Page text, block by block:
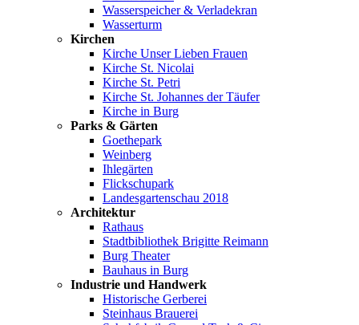
Wasserspeicher & Verladekran
Wasserturm
Kirchen
Kirche Unser Lieben Frauen
Kirche St. Nicolai
Kirche St. Petri
Kirche St. Johannes der Täufer
Kirche in Burg
Parks & Gärten
Goethepark
Weinberg
Ihlegärten
Flickschupark
Landesgartenschau 2018
Architektur
Rathaus
Stadtbibliothek Brigitte Reimann
Burg Theater
Bauhaus in Burg
Industrie und Handwerk
Historische Gerberei
Steinhaus Brauerei